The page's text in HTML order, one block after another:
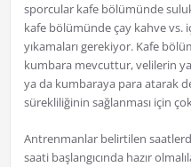
sporcular kafe bölümünde
kafe bölümünde çay kahve vs.
yıkamaları gerekiyor. Kafe
kumbara mevcuttur, velilerin
ya da kumbaraya para atarak
sürekliliğinin sağlanması için
Antrenmanlar belirtilen
saati başlangıcında hazır